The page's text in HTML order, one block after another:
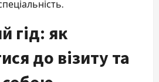
гід: як
до візиту та